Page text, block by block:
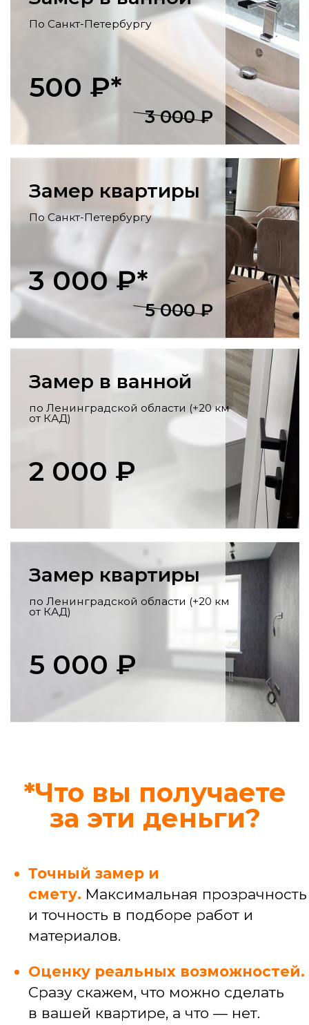
профессиональный перенос стояков,
розеток, выводов под сантехнику по
Ремонт гостинной
Выравнивание и декоративная
напольных покрытий, установка
Утепление балконов
освещения
Узнать стоимость конкретной услуги
Профессиональные
услуги
Услуги мастера широкого профиля